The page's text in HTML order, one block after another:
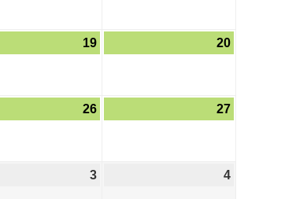
19 20
26 27
3 4